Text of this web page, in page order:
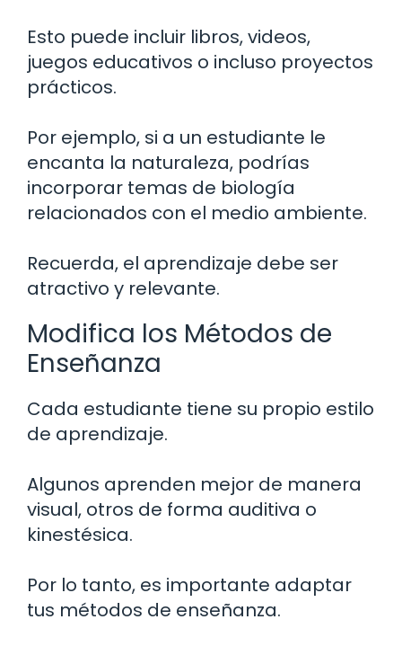
Esto puede incluir libros, videos,
juegos educativos o incluso proyectos
prácticos.
Por ejemplo, si a un estudiante le
encanta la naturaleza, podrías
incorporar temas de biología
relacionados con el medio ambiente.
Recuerda, el aprendizaje debe ser
atractivo y relevante.
Modifica los Métodos de
Enseñanza
Cada estudiante tiene su propio estilo
de aprendizaje.
Algunos aprenden mejor de manera
visual, otros de forma auditiva o
kinestésica.
Por lo tanto, es importante adaptar
tus métodos de enseñanza.